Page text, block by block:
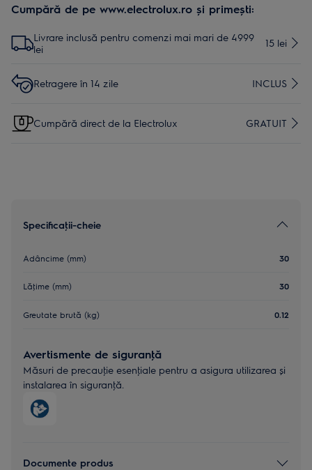
Cumpără de pe www.electrolux.ro și primești:
Livrare inclusă pentru comenzi mai mari de 4999
lei
15 lei
Retragere în 14 zile INCLUS
Cumpără direct de la Electrolux GRATUIT
Specificaţii-cheie
Adâncime (mm) 30
Lăţime (mm) 30
Greutate brută (kg) 0.12
Avertismente de siguranţă
Măsuri de precauţie esenţiale pentru a asigura utilizarea și
instalarea în siguranţă.
Documente produs